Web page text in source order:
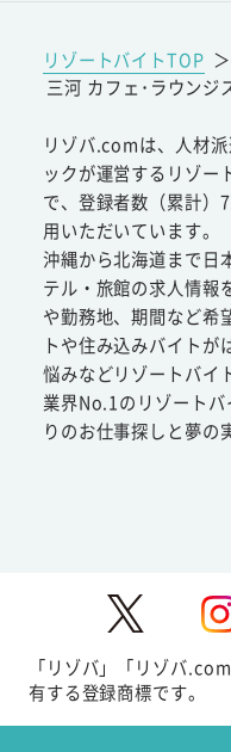
リゾートバイトTOP ＞
三河 カフェ･ラウンジ
リゾバ.comは、人材
ックが運営するリゾー
で、登録者数（累計）
用いただいています。
沖縄から北海道まで日
テル・旅館の求人情報
や勤務地、期間など希
トや住み込みバイトが
悩みなどリゾートバイ
業界No.1のリゾート
りのお仕事探しと夢の
「リゾバ」「リゾバ
有する登録商標です。